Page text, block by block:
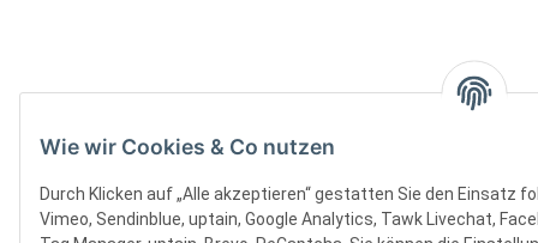
Wie wir Cookies & Co nutzen
Durch Klicken auf „Alle akzeptieren“ gestatten Sie den Einsatz
Vimeo, Sendinblue, uptain, Google Analytics, Tawk Livechat,